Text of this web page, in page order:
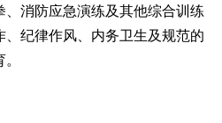
消防应急演练及其他综合训练
纪律作风、内务卫生及规范的